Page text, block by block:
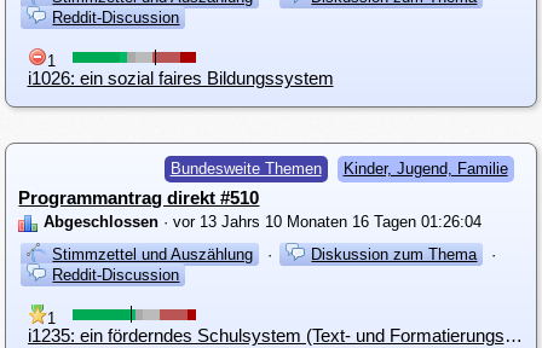
Reddit-Discussion
1
i1026: ein sozial faires Bildungssystem
Bundesweite Themen Kinder, Jugend, Familie
Programmantrag direkt #510
Abgeschlossen · vor 13 Jahrs 10 Monaten 16 Tagen 01:26:04
Stimmzettel und Auszählung
· Diskussion zum Thema
·
Reddit-Discussion
1
i1235: ein förderndes Schulsystem (Text- und Formatierungsverbesserung)